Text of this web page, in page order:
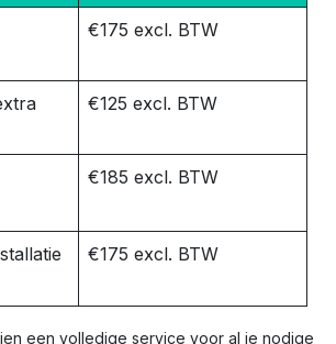
€175 excl. BTW
€125 excl. BTW
€185 excl. BTW
€175 excl. BTW
een volledige service voor al je nodige